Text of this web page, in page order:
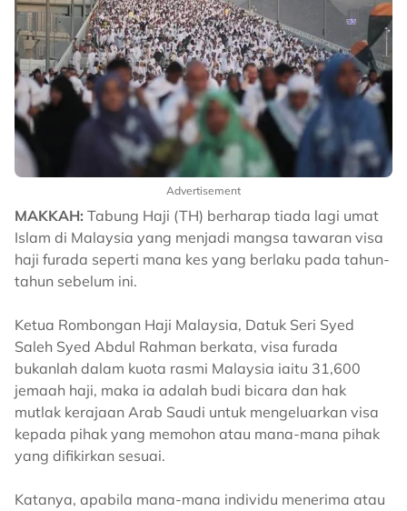
Advertisement
MAKKAH: Tabung Haji (TH) berharap tiada lagi umat
Islam di Malaysia yang menjadi mangsa tawaran visa
haji furada seperti mana kes yang berlaku pada tahun-
tahun sebelum ini.
Ketua Rombongan Haji Malaysia, Datuk Seri Syed
Saleh Syed Abdul Rahman berkata, visa furada
bukanlah dalam kuota rasmi Malaysia iaitu 31,600
jemaah haji, maka ia adalah budi bicara dan hak
mutlak kerajaan Arab Saudi untuk mengeluarkan visa
kepada pihak yang memohon atau mana-mana pihak
yang difikirkan sesuai.
Katanya, apabila mana-mana individu menerima atau